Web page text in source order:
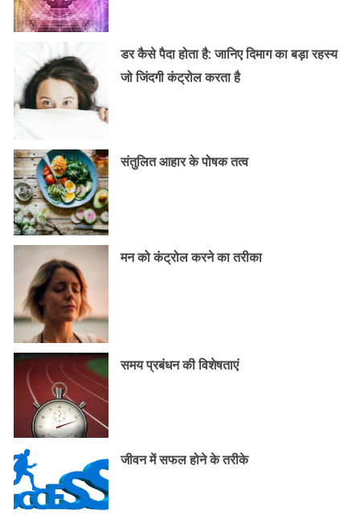
डर कैसे पैदा होता है: जानिए दिमाग का बड़ा रहस्य
जो जिंदगी कंट्रोल करता है
संतुलित आहार के पोषक तत्व
मन को कंट्रोल करने का तरीका
समय प्रबंधन की विशेषताएं
जीवन में सफल होने के तरीके